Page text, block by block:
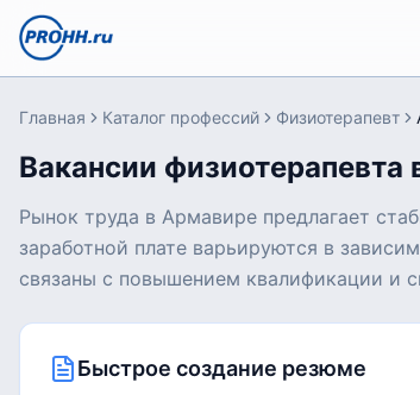
Главная Каталог профессий Физиотерапевт
Вакансии физиотерапевта
Рынок труда в Армавире предлагает
заработной плате варьируются в
связаны с повышением квалификации и
Быстрое создание резюме